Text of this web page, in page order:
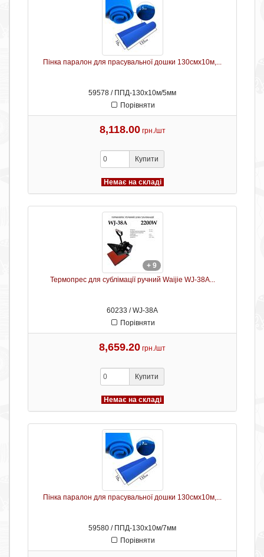
Пінка паралон для прасувальної дошки 130смх10м,...
59578 / ППД-130х10м/5мм
Порівняти
8,118.00 грн./шт
Купити
Немає на складі
+ 9
Термопрес для сублімації ручний Waijie WJ-38A...
60233 / WJ-38A
Порівняти
8,659.20 грн./шт
Купити
Немає на складі
Пінка паралон для прасувальної дошки 130смх10м,...
59580 / ППД-130х10м/7мм
Порівняти